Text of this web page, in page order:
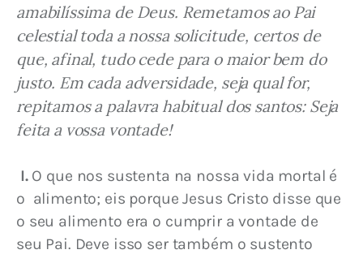
amabilíssima de Deus. Remetamos ao Pai
celestial toda a nossa solicitude, certos de
que, afinal, tudo cede para o maior bem do
justo. Em cada adversidade, seja qual for,
repitamos a palavra habitual dos santos: Seja
feita a vossa vontade!
I. O que nos sustenta na nossa vida mortal é
o  alimento; eis porque Jesus Cristo disse que
o seu alimento era o cumprir a vontade de
seu Pai. Deve isso ser também o sustento